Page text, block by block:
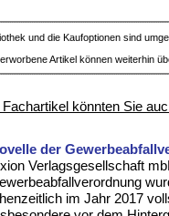
und die Kaufoptionen sind
Artikel können weiterhin
Fachartikel könnten Sie
der
Verlagsgesellschaft
im Jahr 2017